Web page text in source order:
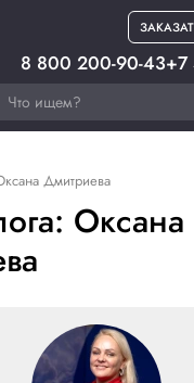
8 800 200-90-43+7
Дмитриева
Оксана